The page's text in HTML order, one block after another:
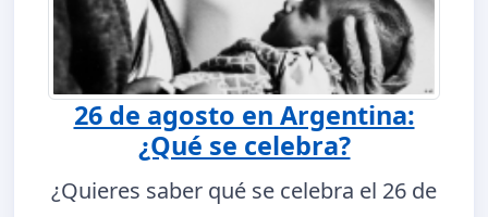
26 de agosto en Argentina:
¿Qué se celebra?
¿Quieres saber qué se celebra el 26 de